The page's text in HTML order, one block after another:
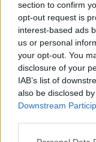
section to confirm
opt-out request is
interest-based ads
us or personal
your opt-out. You
disclosure of your
IAB’s list of
also be disclosed
Downstream